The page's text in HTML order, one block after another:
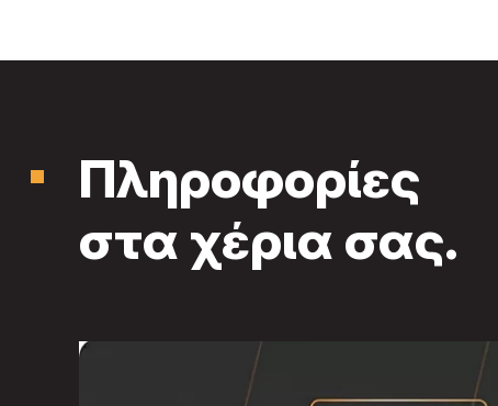
Πληροφορίες
στα χέρια σας.